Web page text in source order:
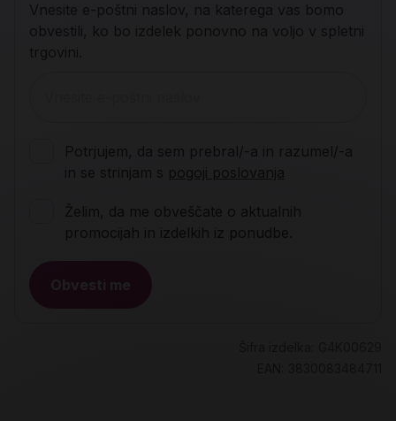
Vnesite e-poštni naslov, na katerega vas bomo
obvestili, ko bo izdelek ponovno na voljo v spletni
trgovini.
Potrjujem, da sem prebral/-a in razumel/-a
in se strinjam s pogoji poslovanja
Želim, da me obveščate o aktualnih
promocijah in izdelkih iz ponudbe.
Obvesti me